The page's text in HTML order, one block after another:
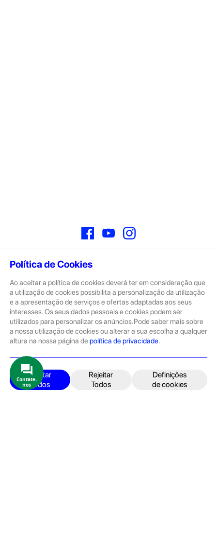
Política de Cookies
Ao aceitar a política de cookies deverá ter em consideração que
a utilização de cookies possibilita a personalização da utilização
e a apresentação de serviços e ofertas adaptadas aos seus
interesses. Os seus dados pessoais e cookies podem ser
utilizados para personalizar os anúncios.Pode saber mais sobre
a nossa utilização de cookies ou alterar a sua escolha a qualquer
altura na nossa página de política de privacidade.
Aceitar
Todos
Rejeitar
Todos
Definições
de cookies
FacebookYouTube
Sobre
A GeekStore é a tua loja de produtos seminovos e novos Apple.
Tratam-se de dispositivos com pouco uso, exposição de loja ou
Novos.
Os seminovos são sempre sujeitos a uma inspeção rigorosa
pelas equipas técnicas que connosco trabalham.
Produtos e Serviços
iPhone
iPad
Contate-
nos